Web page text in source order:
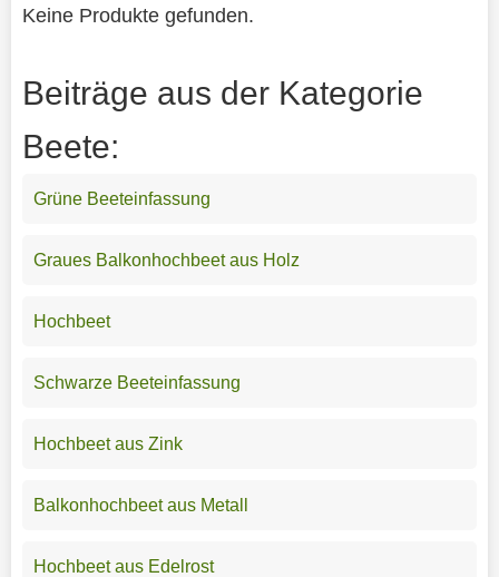
Keine Produkte gefunden.
Beiträge aus der Kategorie
Beete:
Grüne Beeteinfassung
Graues Balkonhochbeet aus Holz
Hochbeet
Schwarze Beeteinfassung
Hochbeet aus Zink
Balkonhochbeet aus Metall
Hochbeet aus Edelrost